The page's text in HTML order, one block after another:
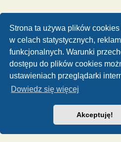
Strona ta używa plików
w celach statystycznych,
funkcjonalnych. Warunki
dostępu do plików cookies
ustawieniach przeglądarki
Dowiedz się więcej
Akceptuję!